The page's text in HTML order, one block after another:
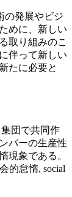
の発展やビジ
めに、新しい
取り組みのこ
伴って新しい
たに必要と
集団で共同作
バーの生産性
現象である。
的怠惰, social